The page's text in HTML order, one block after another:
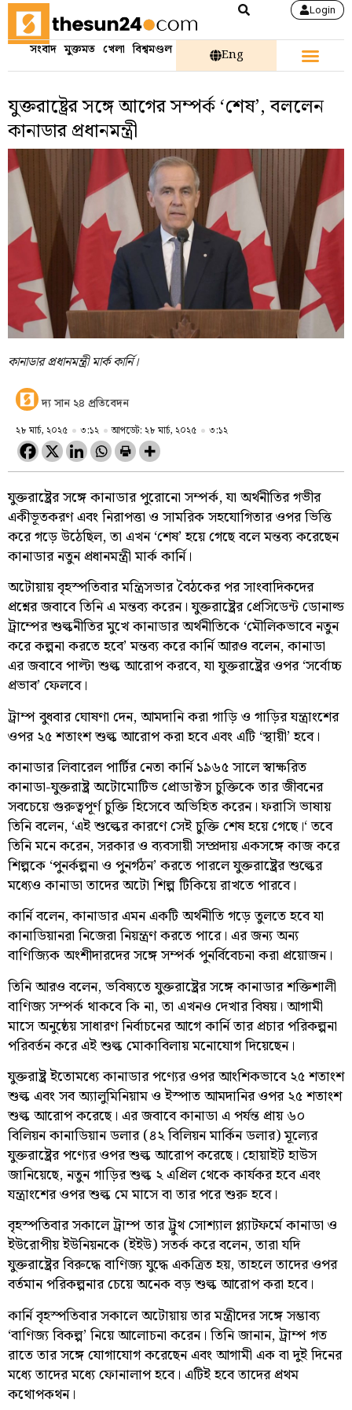
Login
সংবাদ মুক্তমত খেলা বিশ্বমণ্ডল Eng
যুক্তরাষ্ট্রের সঙ্গে আগের সম্পর্ক ‘শেষ’, বললেন
কানাডার প্রধানমন্ত্রী
কানাডার প্রধানমন্ত্রী মার্ক কার্নি।
দ্য সান ২৪ প্রতিবেদন
২৮ মার্চ, ২০২৫ ৩:১২ আপডেট: ২৮ মার্চ, ২০২৫ ৩:১২
যুক্তরাষ্ট্রের সঙ্গে কানাডার পুরোনো সম্পর্ক, যা অর্থনীতির গভীর
একীভূতকরণ এবং নিরাপত্তা ও সামরিক সহযোগিতার ওপর ভিত্তি
করে গড়ে উঠেছিল, তা এখন ‘শেষ’ হয়ে গেছে বলে মন্তব্য করেছেন
কানাডার নতুন প্রধানমন্ত্রী মার্ক কার্নি।
অটোয়ায় বৃহস্পতিবার মন্ত্রিসভার বৈঠকের পর সাংবাদিকদের
প্রশ্নের জবাবে তিনি এ মন্তব্য করেন। যুক্তরাষ্ট্রের প্রেসিডেন্ট ডোনাল্ড
ট্রাম্পের শুল্কনীতির মুখে কানাডার অর্থনীতিকে ‘মৌলিকভাবে নতুন
করে কল্পনা করতে হবে’ মন্তব্য করে কার্নি আরও বলেন, কানাডা
এর জবাবে পাল্টা শুল্ক আরোপ করবে, যা যুক্তরাষ্ট্রের ওপর ‘সর্বোচ্চ
প্রভাব’ ফেলবে।
ট্রাম্প বুধবার ঘোষণা দেন, আমদানি করা গাড়ি ও গাড়ির যন্ত্রাংশের
ওপর ২৫ শতাংশ শুল্ক আরোপ করা হবে এবং এটি ‘স্থায়ী’ হবে।
কানাডার লিবারেল পার্টির নেতা কার্নি ১৯৬৫ সালে স্বাক্ষরিত
কানাডা-যুক্তরাষ্ট্র অটোমোটিভ প্রোডাক্টস চুক্তিকে তার জীবনের
সবচেয়ে গুরুত্বপূর্ণ চুক্তি হিসেবে অভিহিত করেন। ফরাসি ভাষায়
তিনি বলেন, ‘এই শুল্কের কারণে সেই চুক্তি শেষ হয়ে গেছে।‘ তবে
তিনি মনে করেন, সরকার ও ব্যবসায়ী সম্প্রদায় একসঙ্গে কাজ করে
শিল্পকে ‘পুনর্কল্পনা ও পুনর্গঠন’ করতে পারলে যুক্তরাষ্ট্রের শুল্কের
মধ্যেও কানাডা তাদের অটো শিল্প টিকিয়ে রাখতে পারবে।
কার্নি বলেন, কানাডার এমন একটি অর্থনীতি গড়ে তুলতে হবে যা
কানাডিয়ানরা নিজেরা নিয়ন্ত্রণ করতে পারে। এর জন্য অন্য
বাণিজ্যিক অংশীদারদের সঙ্গে সম্পর্ক পুনর্বিবেচনা করা প্রয়োজন।
তিনি আরও বলেন, ভবিষ্যতে যুক্তরাষ্ট্রের সঙ্গে কানাডার শক্তিশালী
বাণিজ্য সম্পর্ক থাকবে কি না, তা এখনও দেখার বিষয়। আগামী
মাসে অনুষ্ঠেয় সাধারণ নির্বাচনের আগে কার্নি তার প্রচার পরিকল্পনা
পরিবর্তন করে এই শুল্ক মোকাবিলায় মনোযোগ দিয়েছেন।
যুক্তরাষ্ট্র ইতোমধ্যে কানাডার পণ্যের ওপর আংশিকভাবে ২৫ শতাংশ
শুল্ক এবং সব অ্যালুমিনিয়াম ও ইস্পাত আমদানির ওপর ২৫ শতাংশ
শুল্ক আরোপ করেছে। এর জবাবে কানাডা এ পর্যন্ত প্রায় ৬০
বিলিয়ন কানাডিয়ান ডলার (৪২ বিলিয়ন মার্কিন ডলার) মূল্যের
যুক্তরাষ্ট্রের পণ্যের ওপর শুল্ক আরোপ করেছে। হোয়াইট হাউস
জানিয়েছে, নতুন গাড়ির শুল্ক ২ এপ্রিল থেকে কার্যকর হবে এবং
যন্ত্রাংশের ওপর শুল্ক মে মাসে বা তার পরে শুরু হবে।
বৃহস্পতিবার সকালে ট্রাম্প তার ট্রুথ সোশ্যাল প্ল্যাটফর্মে কানাডা ও
ইউরোপীয় ইউনিয়নকে (ইইউ) সতর্ক করে বলেন, তারা যদি
যুক্তরাষ্ট্রের বিরুদ্ধে বাণিজ্য যুদ্ধে একত্রিত হয়, তাহলে তাদের ওপর
বর্তমান পরিকল্পনার চেয়ে অনেক বড় শুল্ক আরোপ করা হবে।
কার্নি বৃহস্পতিবার সকালে অটোয়ায় তার মন্ত্রীদের সঙ্গে সম্ভাব্য
‘বাণিজ্য বিকল্প’ নিয়ে আলোচনা করেন। তিনি জানান, ট্রাম্প গত
রাতে তার সঙ্গে যোগাযোগ করেছেন এবং আগামী এক বা দুই দিনের
মধ্যে তাদের মধ্যে ফোনালাপ হবে। এটিই হবে তাদের প্রথম
কথোপকথন।